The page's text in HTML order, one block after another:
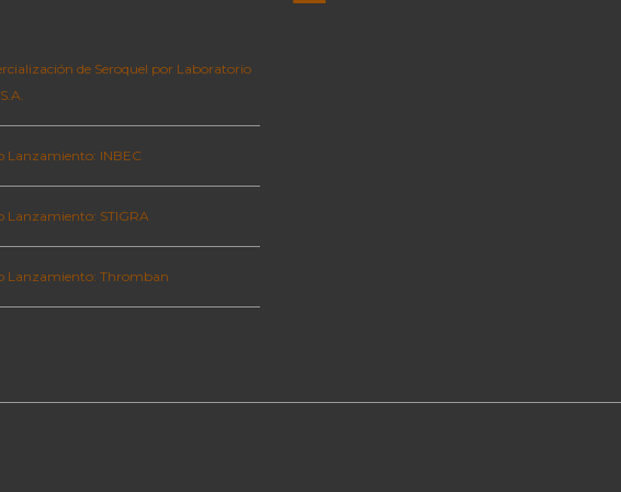
de Seroquel por Laboratorio
Lanzamiento: INBEC
Lanzamiento: STIGRA
Lanzamiento: Thromban